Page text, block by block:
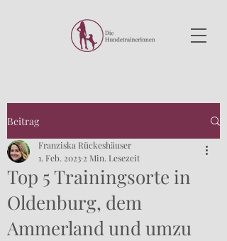
Beitrag
Top 5 Trainingsorte in
Oldenburg, dem
Ammerland und umzu
Franziska Rückeshäuser
1. Feb. 2023 2 Min. Lesezeit